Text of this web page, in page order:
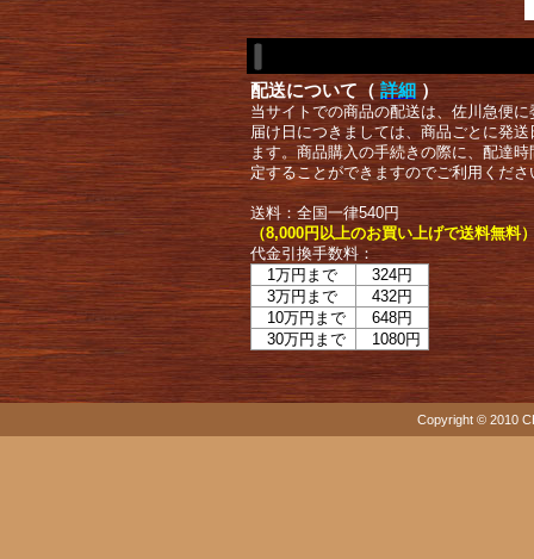
配送について（ 詳細 ）
当サイトでの商品の配送は、佐川急便
届け日につきましては、商品ごとに発
ます。商品購入の手続きの際に、配達
定することができますのでご利用くださ
送料：全国一律540円
（8,000円以上のお買い上げで送料無料
代金引換手数料：
1万円まで
324円
3万円まで
432円
10万円まで
648円
30万円まで
1080円
Copyright © 2010